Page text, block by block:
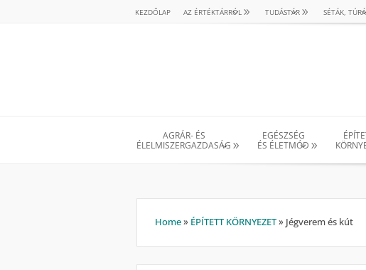
KEZDŐLAP AZ ÉRTÉKTÁRRÓL TUDÁSTÁR SÉTÁK,
AGRÁR- ÉS
ÉLELMISZERGAZDASÁG
EGÉSZSÉG
ÉS ÉLETMÓD
Home» ÉPÍTETT KÖRNYEZET» Jégverem és kút